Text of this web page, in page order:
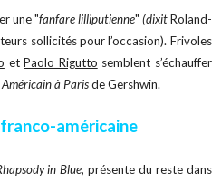
une "fanfare lilliputienne" (dixitRoland-
sollicités pour l’occasion). Frivoles
etPaolo Rigutto semblent s’échauffer
Américain à Parisde Gershwin.
américaine
in Blue, présente du reste dans